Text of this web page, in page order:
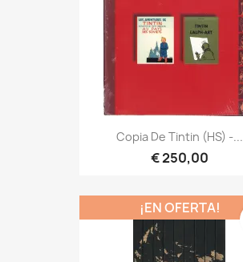
Copia De Tintin (HS) -...
€ 250,00
¡EN OFERTA!